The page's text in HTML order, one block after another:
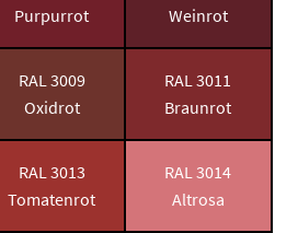
Purpurrot
Weinrot
RAL 3009
Oxidrot
RAL 3011
Braunrot
RAL 3013
Tomatenrot
RAL 3014
Altrosa